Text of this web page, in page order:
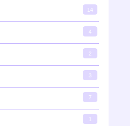
14
4
2
3
7
1